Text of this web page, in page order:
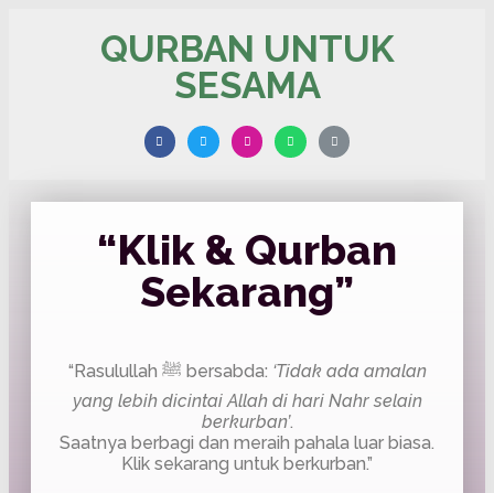
QURBAN UNTUK
SESAMA
“Klik & Qurban
Sekarang”
“Rasulullah ﷺ bersabda: ‘Tidak ada amalan
yang lebih dicintai Allah di hari Nahr selain
berkurban’.
Saatnya berbagi dan meraih pahala luar biasa.
Klik sekarang untuk berkurban.”